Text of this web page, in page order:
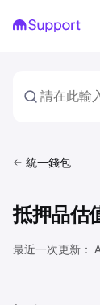
統一錢包
抵押品估
最近一次更新：